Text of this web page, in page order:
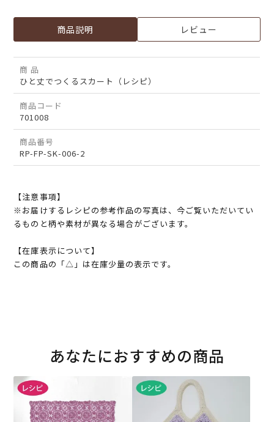
商品説明 レビュー
商 品
ひと丈でつくるスカート（レシピ）
商品コード
701008
商品番号
RP-FP-SK-006-2
【注意事項】
※お届けするレシピの参考作品の写真は、今ご覧いただいてい
るものと柄や素材が異なる場合がございます。
【在庫表示について】
この商品の「△」は在庫少量の表示です。
あなたにおすすめの商品